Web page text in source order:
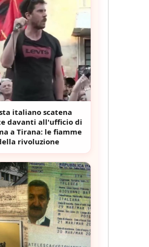
italiano scatena
davanti all'ufficio di
a Tirana: le fiamme
rivoluzione